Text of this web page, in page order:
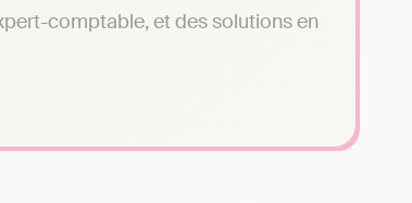
comptable, et des solutions en